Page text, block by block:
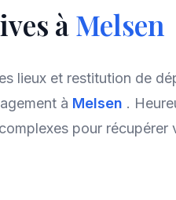
àMelsen
lieux et restitution de
à Melsen .
pour